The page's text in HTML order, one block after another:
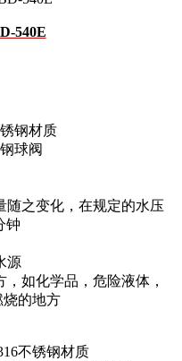
540E
钢材质
球阀
随之变化，在规定的水压
钟
源
如化学品，危险液体，
烧的地方
不锈钢材质